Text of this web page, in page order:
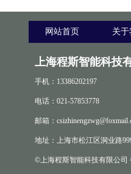
网站首页 关
上海程斯智能科技
手机：13386202197
电话：021-57853778
邮箱：
地址：上海市松江区洞业路
©上海程斯智能科技有限公司